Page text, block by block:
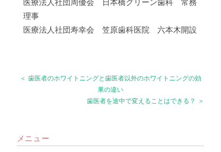
医療法人社団周優会 日本橋グリーン歯科 常務
理事
医療法人社団寿幸会 笠原歯科医院 六本木開設
＜ 歯医者のホワイトニングと歯医者以外のホワイトニングの効
果の違い
歯医者を途中で変えることはできる？ ＞
メニュー